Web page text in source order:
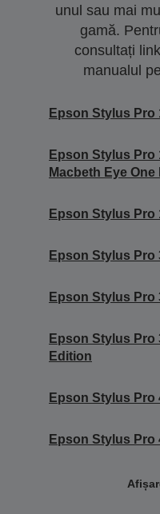
unul sau mai
gamă.
consultați
manualul
Epson Stylus Pro
Epson Stylus Pro
Macbeth Eye
Epson Stylus Pro
Epson Stylus Pro
Epson Stylus Pro
Epson Stylus Pro
Edition
Epson Stylus Pro
Epson Stylus Pro